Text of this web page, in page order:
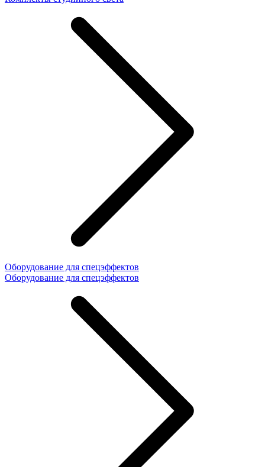
Оборудование для спецэффектов
Оборудование для спецэффектов